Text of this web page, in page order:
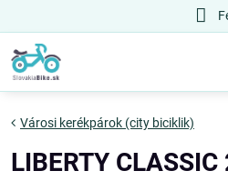
Városi kerékpárok (city biciklik)
LIBERTY CLASSIC